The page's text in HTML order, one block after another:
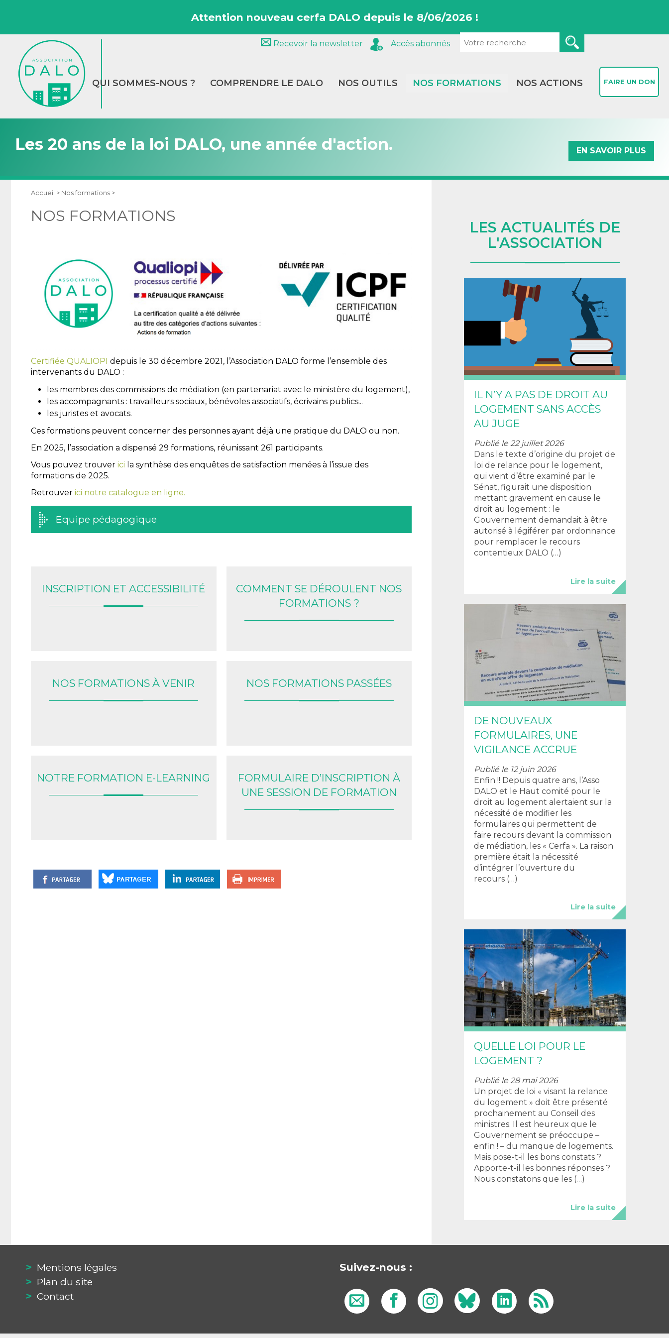
Attention nouveau cerfa DALO depuis le 8/06/2026 !
Recevoir la newsletter Accès abonnés
FAIRE UN DON
QUI SOMMES-NOUS ? COMPRENDRE LE DALO NOS OUTILS NOS FORMATIONS NOS ACTIONS
Les 20 ans de la loi DALO, une année d'action. EN SAVOIR PLUS
Accueil > Nos formations >
NOS FORMATIONS
Certifiée QUALIOPI depuis le 30 décembre 2021, l’Association DALO forme l’ensemble des
intervenants du DALO :
les membres des commissions de médiation (en partenariat avec le ministère du logement),
les accompagnants : travailleurs sociaux, bénévoles associatifs, écrivains publics...
les juristes et avocats.
Ces formations peuvent concerner des personnes ayant déjà une pratique du DALO ou non.
En 2025, l’association a dispensé 29 formations, réunissant 261 participants.
Vous pouvez trouver ici la synthèse des enquêtes de satisfaction menées à l’issue des
formations de 2025.
Retrouver ici notre catalogue en ligne.
Equipe pédagogique
INSCRIPTION ET ACCESSIBILITÉ
COMMENT SE DÉROULENT NOS
FORMATIONS ?
NOS FORMATIONS À VENIR NOS FORMATIONS PASSÉES
NOTRE FORMATION E-LEARNING
FORMULAIRE D’INSCRIPTION À
UNE SESSION DE FORMATION
LES ACTUALITÉS DE
L'ASSOCIATION
IL N’Y A PAS DE DROIT AU
LOGEMENT SANS ACCÈS
AU JUGE
Publié le 22 juillet 2026
Dans le texte d’origine du projet de
loi de relance pour le logement,
qui vient d’être examiné par le
Sénat, figurait une disposition
mettant gravement en cause le
droit au logement : le
Gouvernement demandait à être
autorisé à légiférer par ordonnance
pour remplacer le recours
contentieux DALO (…)
Lire la suite
DE NOUVEAUX
FORMULAIRES, UNE
VIGILANCE ACCRUE
Publié le 12 juin 2026
Enfin !! Depuis quatre ans, l’Asso
DALO et le Haut comité pour le
droit au logement alertaient sur la
nécessité de modifier les
formulaires qui permettent de
faire recours devant la commission
de médiation, les « Cerfa ». La raison
première était la nécessité
d’intégrer l’ouverture du
recours (…)
Lire la suite
QUELLE LOI POUR LE
LOGEMENT ?
Publié le 28 mai 2026
Un projet de loi « visant la relance
du logement » doit être présenté
prochainement au Conseil des
ministres. Il est heureux que le
Gouvernement se préoccupe –
enfin ! – du manque de logements.
Mais pose-t-il les bons constats ?
Apporte-t-il les bonnes réponses ?
Nous constatons que les (…)
Lire la suite
Mentions légales
Plan du site
Contact
Suivez-nous :